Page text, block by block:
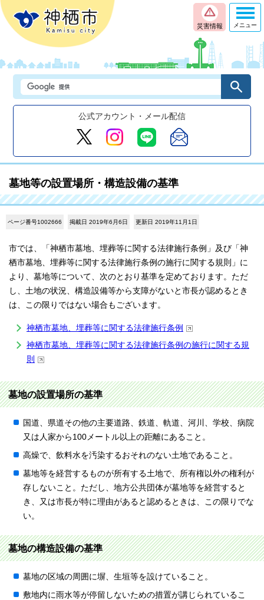
災害情報
公式アカウント・メール配信
メニュー
墓地等の設置場所・構造設備の基準
ページ番号1002666 掲載日 2019年6月6日 更新日 2019年11月1日
市では、「神栖市墓地、埋葬等に関する法律施行条例」及び「神
栖市墓地、埋葬等に関する法律施行条例の施行に関する規則」に
より、墓地等について、次のとおり基準を定めております。ただ
し、土地の状況、構造設備等から支障がないと市長が認めるとき
は、この限りではない場合もございます。
神栖市墓地、埋葬等に関する法律施行条例
神栖市墓地、埋葬等に関する法律施行条例の施行に関する規
則
墓地の設置場所の基準
国道、県道その他の主要道路、鉄道、軌道、河川、学校、病院
又は人家から100メートル以上の距離にあること。
高燥で、飲料水を汚染するおそれのない土地であること。
墓地等を経営するものが所有する土地で、所有権以外の権利が
存しないこと。ただし、地方公共団体が墓地等を経営すると
き、又は市長が特に理由があると認めるときは、この限りでな
い。
墓地の構造設備の基準
墓地の区域の周囲に塀、生垣等を設けていること。
敷地内に雨水等が停留しないための措置が講じられているこ